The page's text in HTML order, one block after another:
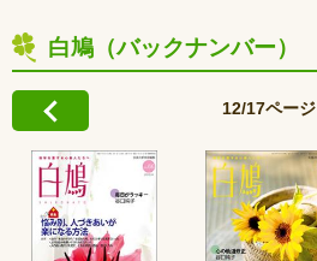
白鳩（バックナンバー）
12/17ページ